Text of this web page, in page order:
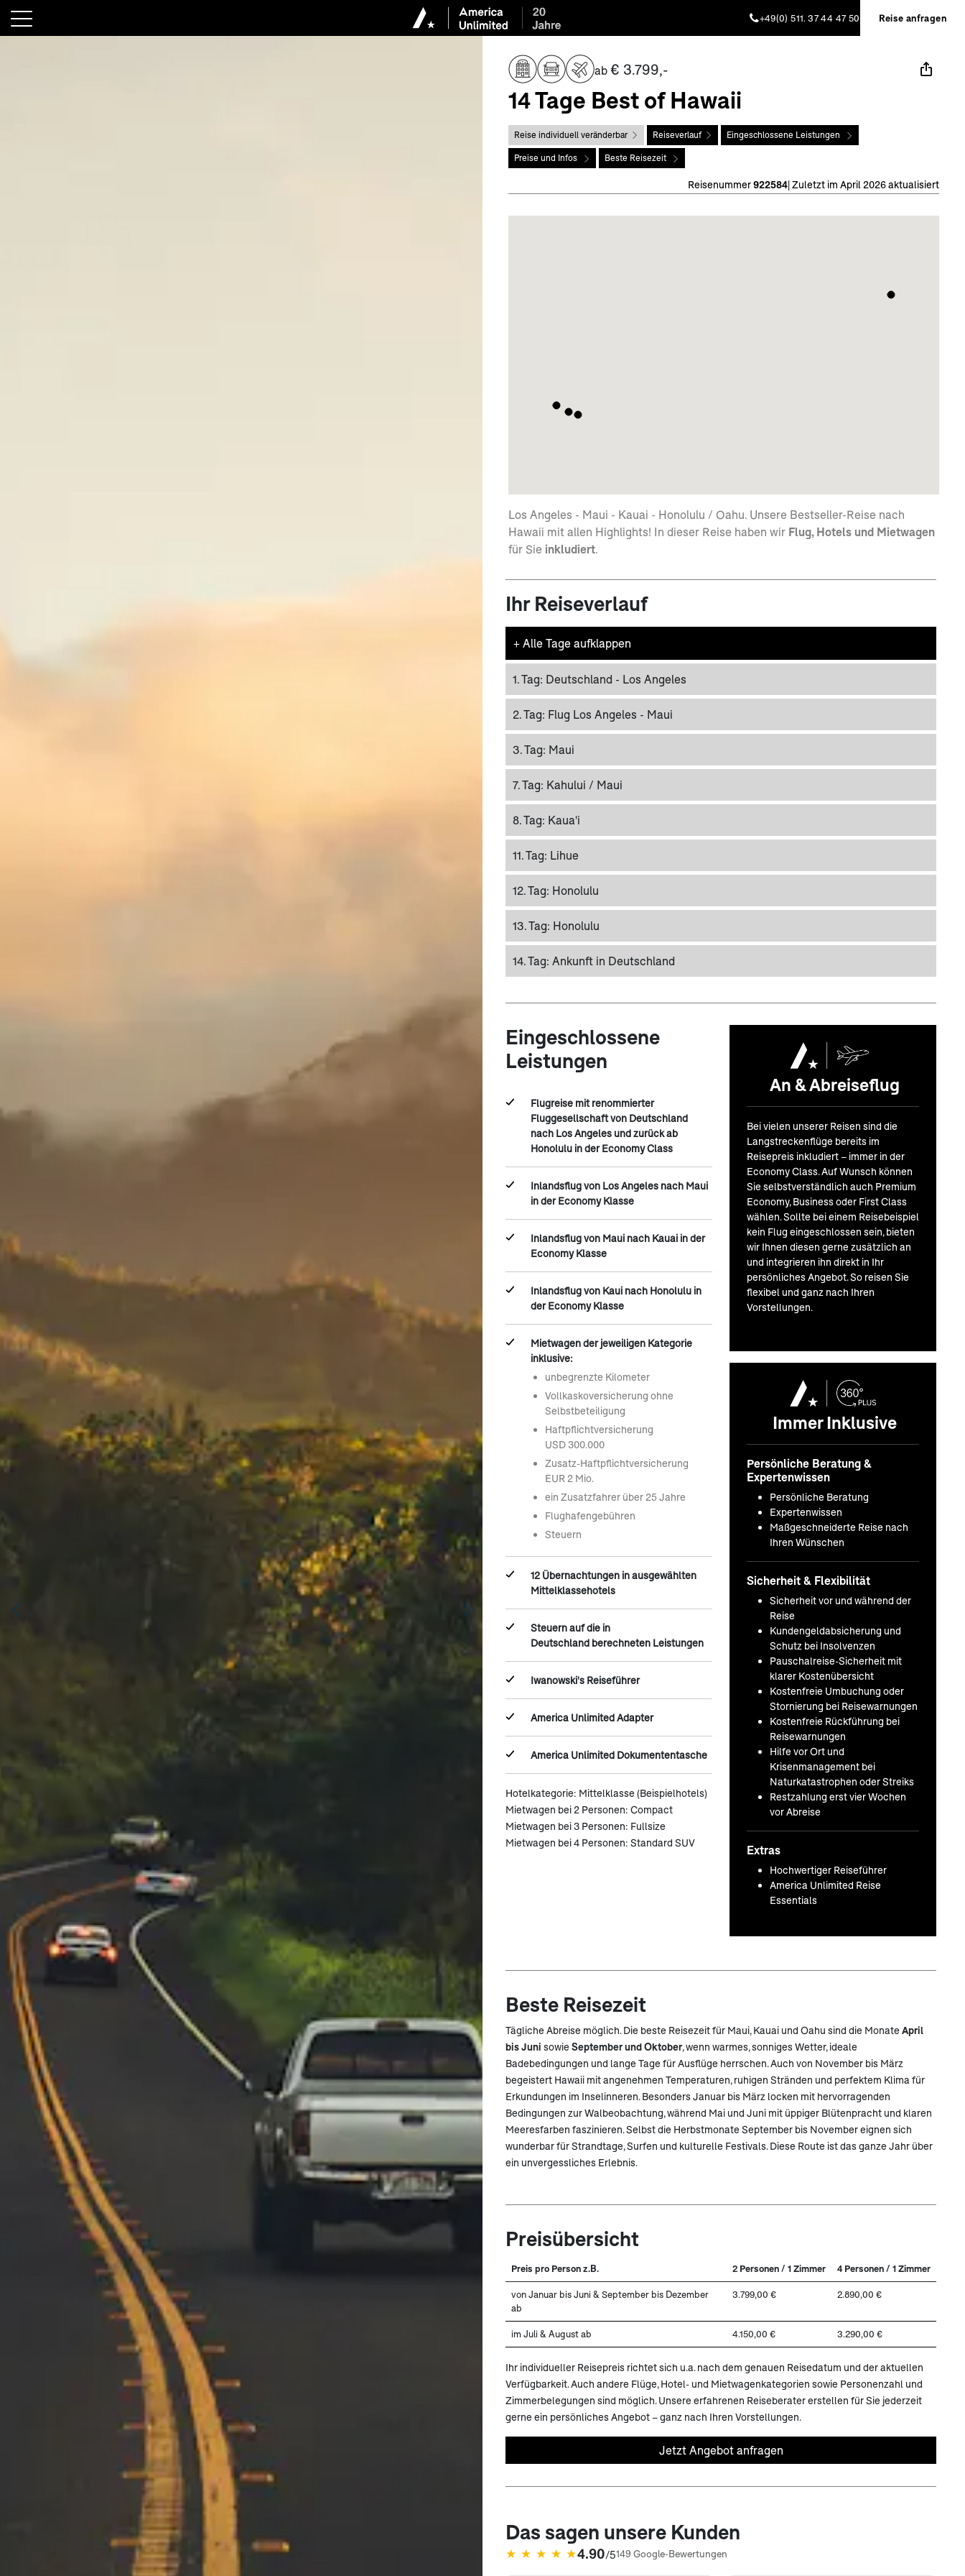
+49(0) 511. 37 44 47 50 Reise anfragen
ab € 3.799,-
14 Tage Best of Hawaii
Reise individuell veränderbar Reiseverlauf Eingeschlossene Leistungen
Preise und Infos Beste Reisezeit
Reisenummer922584|Zuletzt im April 2026 aktualisiert
Los Angeles - Maui - Kauai - Honolulu / Oahu. Unsere Bestseller-Reise nach
Hawaii mit allen Highlights! In dieser Reise haben wir Flug, Hotels und Mietwagen
für Sie inkludiert.
Ihr Reiseverlauf
+ Alle Tage aufklappen
1. Tag: Deutschland - Los Angeles
2. Tag: Flug Los Angeles - Maui
3. Tag: Maui
7. Tag: Kahului / Maui
8. Tag: Kaua'i
11. Tag: Lihue
12. Tag: Honolulu
13. Tag: Honolulu
14. Tag: Ankunft in Deutschland
Eingeschlossene
Leistungen
Flugreise mit renommierter
Fluggesellschaft von Deutschland
nach Los Angeles und zurück ab
Honolulu in der Economy Class
Inlandsflug von Los Angeles nach Maui
in der Economy Klasse
Inlandsflug von Maui nach Kauai in der
Economy Klasse
Inlandsflug von Kaui nach Honolulu in
der Economy Klasse
Mietwagen der jeweiligen Kategorie
inklusive:
unbegrenzte Kilometer
Vollkaskoversicherung ohne
Selbstbeteiligung
Haftpflichtversicherung
USD 300.000
Zusatz-Haftpflichtversicherung
EUR 2 Mio.
ein Zusatzfahrer über 25 Jahre
Flughafengebühren
Steuern
12 Übernachtungen in ausgewählten
Mittelklassehotels
Steuern auf die in
Deutschland berechneten Leistungen
Iwanowski's Reiseführer
America Unlimited Adapter
America Unlimited Dokumententasche
Hotelkategorie: Mittelklasse (Beispielhotels)
Mietwagen bei 2 Personen: Compact
Mietwagen bei 3 Personen: Fullsize
Mietwagen bei 4 Personen: Standard SUV
An & Abreiseflug
Bei vielen unserer Reisen sind die
Langstreckenflüge bereits im
Reisepreis inkludiert – immer in der
Economy Class. Auf Wunsch können
Sie selbstverständlich auch Premium
Economy, Business oder First Class
wählen. Sollte bei einem Reisebeispiel
kein Flug eingeschlossen sein, bieten
wir Ihnen diesen gerne zusätzlich an
und integrieren ihn direkt in Ihr
persönliches Angebot. So reisen Sie
flexibel und ganz nach Ihren
Vorstellungen.
Immer Inklusive
Persönliche Beratung &
Expertenwissen
Persönliche Beratung
Expertenwissen
Maßgeschneiderte Reise nach
Ihren Wünschen
Sicherheit & Flexibilität
Sicherheit vor und während der
Reise
Kundengeldabsicherung und
Schutz bei Insolvenzen
Pauschalreise-Sicherheit mit
klarer Kostenübersicht
Kostenfreie Umbuchung oder
Stornierung bei Reisewarnungen
Kostenfreie Rückführung bei
Reisewarnungen
Hilfe vor Ort und
Krisenmanagement bei
Naturkatastrophen oder Streiks
Restzahlung erst vier Wochen
vor Abreise
Extras
Hochwertiger Reiseführer
America Unlimited Reise
Essentials
Beste Reisezeit
Tägliche Abreise möglich. Die beste Reisezeit für Maui, Kauai und Oahu sind die MonateApril
bis Juni sowieSeptember und Oktober, wenn warmes, sonniges Wetter, ideale
Badebedingungen und lange Tage für Ausflüge herrschen. Auch von November bis März
begeistert Hawaii mit angenehmen Temperaturen, ruhigen Stränden und perfektem Klima für
Erkundungen im Inselinneren. Besonders Januar bis März locken mit hervorragenden
Bedingungen zur Walbeobachtung, während Mai und Juni mit üppiger Blütenpracht und klaren
Meeresfarben faszinieren. Selbst die Herbstmonate September bis November eignen sich
wunderbar für Strandtage, Surfen und kulturelle Festivals. Diese Route ist das ganze Jahr über
ein unvergessliches Erlebnis.
Preisübersicht
Preis pro Person z.B. 2 Personen / 1 Zimmer 4 Personen / 1 Zimmer
von Januar bis Juni & September bis Dezember
ab
3.799,00 € 2.890,00 €
im Juli & August ab 4.150,00 € 3.290,00 €
Ihr individueller Reisepreis richtet sich u.a. nach dem genauen Reisedatum und der aktuellen
Verfügbarkeit. Auch andere Flüge, Hotel- und Mietwagenkategorien sowie Personenzahl und
Zimmerbelegungen sind möglich. Unsere erfahrenen Reiseberater erstellen für Sie jederzeit
gerne ein persönliches Angebot – ganz nach Ihren Vorstellungen.
Jetzt Angebot anfragen
Das sagen unsere Kunden
★ ★ ★ ★ ★4.90/5149 Google-Bewertungen
(öffnet in neuem Tab)